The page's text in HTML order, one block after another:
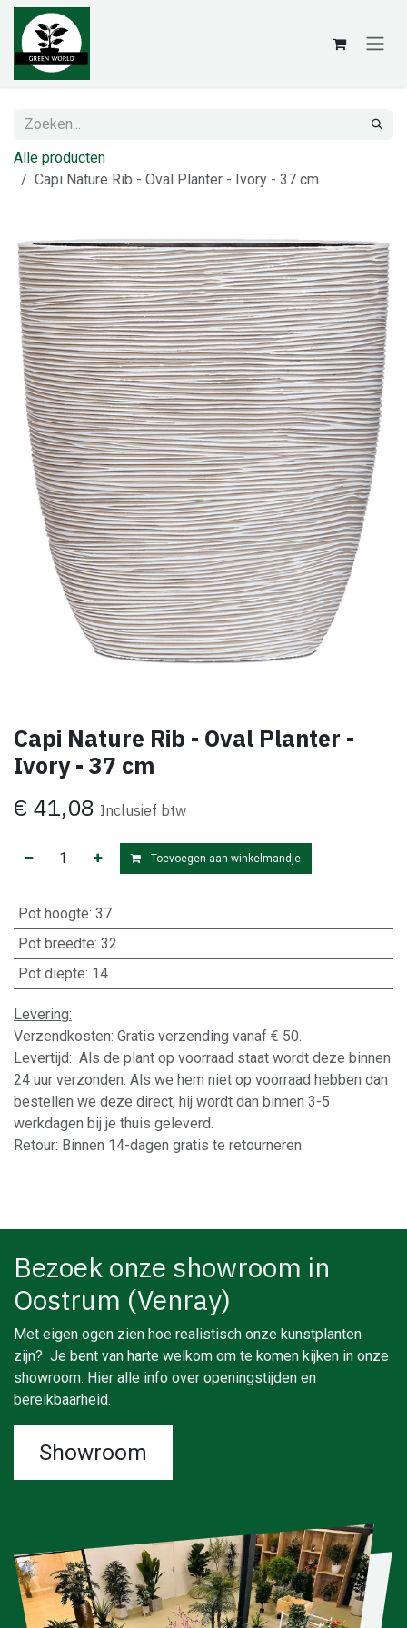
Overslaan naar inhoud
Alle producten
Capi Nature Rib - Oval Planter - Ivory - 37 cm
Capi Nature Rib - Oval Planter -
Ivory - 37 cm
€ 41,08 Inclusief btw
Toevoegen aan winkelmandje
Pot hoogte: 37
Pot breedte: 32
Pot diepte: 14
Levering:
Verzendkosten: Gratis verzending vanaf € 50.
Levertijd: Als de plant op voorraad staat wordt deze binnen
24 uur verzonden. Als we hem niet op voorraad hebben dan
bestellen we deze direct, hij wordt dan binnen 3-5
werkdagen bij je thuis geleverd.
Retour: Binnen 14-dagen gratis te retourneren.
Bezoek onze showroom in
Oostrum (Venray)
Met eigen ogen zien hoe realistisch onze kunstplanten
zijn? Je bent van harte welkom om te komen kijken in onze
showroom. Hier alle info over openingstijden en
bereikbaarheid.
Showroom